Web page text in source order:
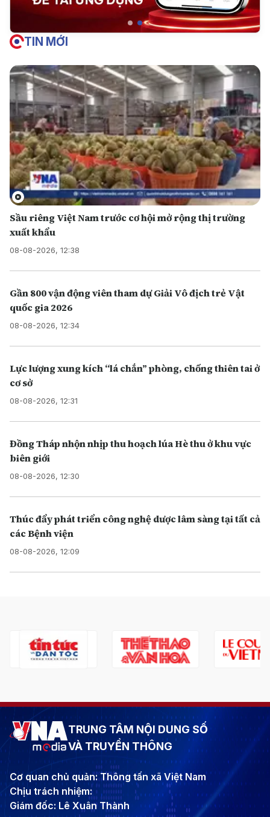
TIN MỚI
Sầu riêng Việt Nam trước cơ hội mở rộng thị trường
xuất khẩu
08-08-2026, 12:38
Gần 800 vận động viên tham dự Giải Vô địch trẻ Vật
quốc gia 2026
08-08-2026, 12:34
Lực lượng xung kích “lá chắn” phòng, chống thiên tai ở
cơ sở
08-08-2026, 12:31
Đồng Tháp nhộn nhịp thu hoạch lúa Hè thu ở khu vực
biên giới
08-08-2026, 12:30
Thúc đẩy phát triển công nghệ dược lâm sàng tại tất cả
các Bệnh viện
08-08-2026, 12:09
TRUNG TÂM NỘI DUNG SỐ
VÀ TRUYỀN THÔNG
Cơ quan chủ quản: Thông tấn xã Việt Nam
Chịu trách nhiệm:
Giám đốc: Lê Xuân Thành